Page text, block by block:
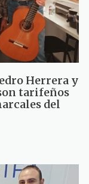
Herrera y
tarifeños
del